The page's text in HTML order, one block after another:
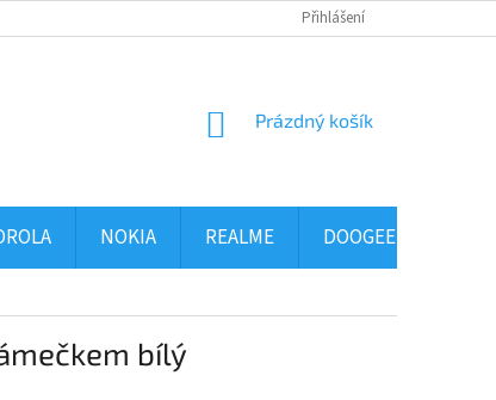
PODMÍNKY OCHRANY OSOBNÍCH
Přihlášení
NÁKUPNÍ
Prázdný košík
NOKIA REALME DOOGEE
bílý